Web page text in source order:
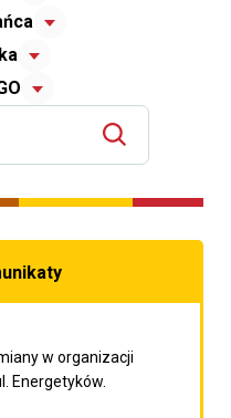
w organizacji
Energetyków.